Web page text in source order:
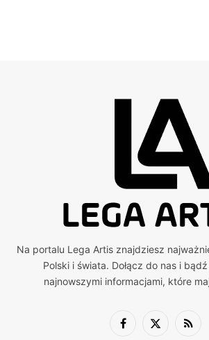
Na portalu Lega Artis znajdziesz
Polski i świata. Dołącz do nas i
najnowszymi informacjami, które
Facebook
X
RSS